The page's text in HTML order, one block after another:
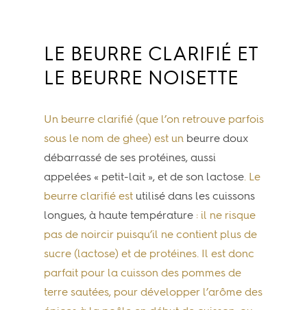
LE BEURRE CLARIFIÉ ET
LE BEURRE NOISETTE
Un beurre clarifié (que l’on retrouve parfois
sous le nom de ghee) est un beurre doux
débarrassé de ses protéines, aussi
appelées « petit-lait », et de son lactose. Le
beurre clarifié est utilisé dans les cuissons
longues, à haute température: il ne risque
pas de noircir puisqu’il ne contient plus de
sucre (lactose) et de protéines. Il est donc
parfait pour la cuisson des pommes de
terre sautées, pour développer l’arôme des